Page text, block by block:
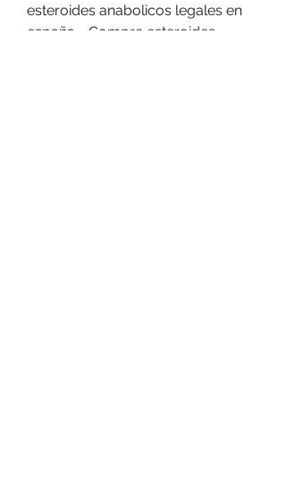
esteroides anabolicos legales en
españa - Compre esteroides